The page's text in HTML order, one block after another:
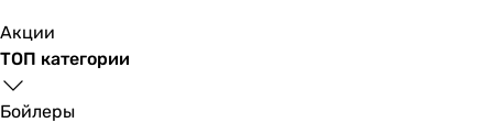
Акции
ТОП категории
Бойлеры